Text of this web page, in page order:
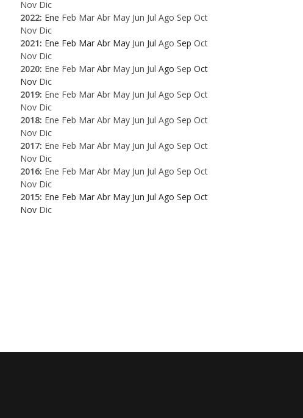
Nov Dic
2022: Ene Feb Mar Abr May Jun Jul Ago Sep Oct
Nov Dic
2021: Ene Feb Mar Abr May Jun Jul Ago Sep Oct
Nov Dic
2020: Ene Feb Mar Abr May Jun Jul Ago Sep Oct
Nov Dic
2019: Ene Feb Mar Abr May Jun Jul Ago Sep Oct
Nov Dic
2018: Ene Feb Mar Abr May Jun Jul Ago Sep Oct
Nov Dic
2017: Ene Feb Mar Abr May Jun Jul Ago Sep Oct
Nov Dic
2016: Ene Feb Mar Abr May Jun Jul Ago Sep Oct
Nov Dic
2015: Ene Feb Mar Abr May Jun Jul Ago Sep Oct
Nov Dic